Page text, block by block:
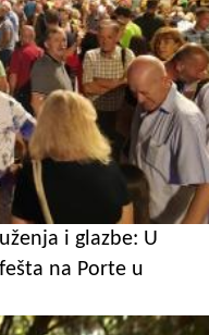
i glazbe: U
na Porte u